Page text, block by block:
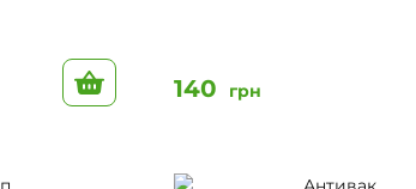
До кошику
140 грн